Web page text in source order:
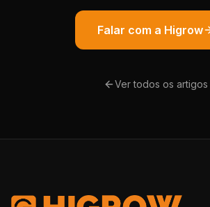
Falar com a Higrow
Ver todos os artigos